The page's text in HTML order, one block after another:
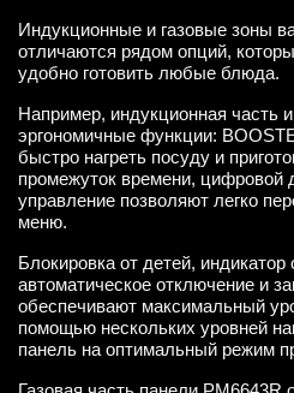
Индукционные и газовые зоны
отличаются рядом опций,
удобно готовить любые блюда.
Например, индукционная часть
эргономичные функции:
быстро нагреть посуду и
промежуток времени, цифровой
управление позволяют легко
меню.
Блокировка от детей, индикатор
автоматическое отключение и
обеспечивают максимальный
помощью нескольких уровней
панель на оптимальный режим